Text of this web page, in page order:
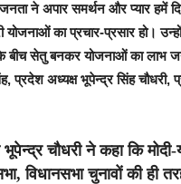
ने अपार समर्थन और प्यार हमें
योजनाओं का प्रचार-प्रसार हो।
सेतु बनकर योजनाओं का लाभ
प्रदेश अध्यक्ष भूपेन्द्र सिंह चौधरी,
चौधरी ने कहा कि मोदी-
विधानसभा चुनावों की ही